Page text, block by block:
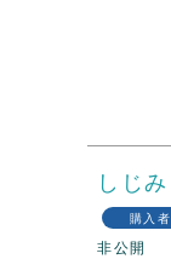
しじみ
購入者
非公開